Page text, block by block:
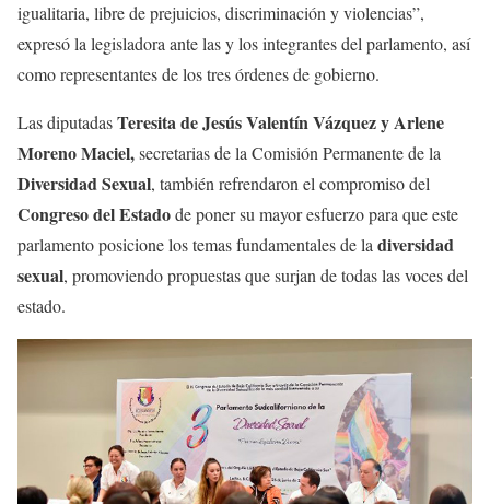
igualitaria, libre de prejuicios, discriminación y violencias”,
expresó la legisladora ante las y los integrantes del parlamento, así
como representantes de los tres órdenes de gobierno.
Las diputadasTeresita de Jesús Valentín Vázquez y Arlene
Moreno Maciel,secretarias de la Comisión Permanente de la
Diversidad Sexual, también refrendaron el compromiso del
Congreso del Estadode poner su mayor esfuerzo para que este
parlamento posicione los temas fundamentales de la diversidad
sexual, promoviendo propuestas que surjan de todas las voces del
estado.